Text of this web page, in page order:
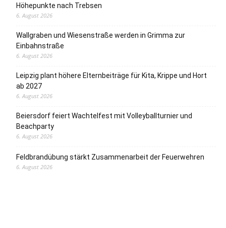
Höhepunkte nach Trebsen
6. August 2026
Wallgraben und Wiesenstraße werden in Grimma zur
Einbahnstraße
6. August 2026
Leipzig plant höhere Elternbeiträge für Kita, Krippe und Hort
ab 2027
6. August 2026
Beiersdorf feiert Wachtelfest mit Volleyballturnier und
Beachparty
6. August 2026
Feldbrandübung stärkt Zusammenarbeit der Feuerwehren
6. August 2026